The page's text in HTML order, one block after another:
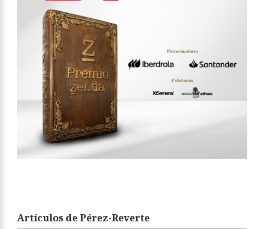
Artículos de Pérez-Reverte